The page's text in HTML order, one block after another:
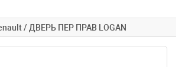
/ ДВЕРЬ ПЕР ПРАВ LOGAN